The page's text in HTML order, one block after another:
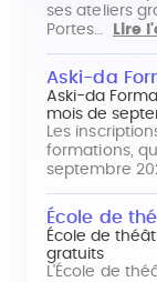
ses ateliers
Portes…
Lire
Aski-da
Aski-da
mois de
Les
formations,
septembre
École de
École de
gratuits
L'École de